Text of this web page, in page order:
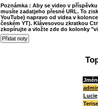
Poznámka : Aby se video v
musíte zadatjeho přesné URL. To
YouTube) napravo od videa v
českém YT). Klávesovou zkratkou
zkopírujte a vložte zde do kolonky
Lucie